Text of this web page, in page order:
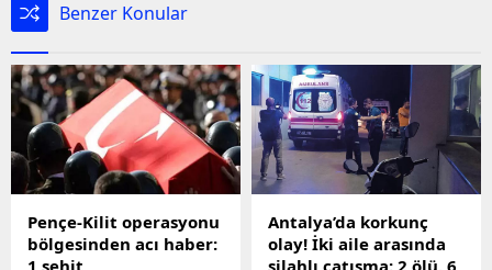
Benzer Konular
Pençe-Kilit operasyonu
bölgesinden acı haber:
1 şehit
Antalya’da korkunç
olay! İki aile arasında
silahlı çatışma: 2 ölü, 6